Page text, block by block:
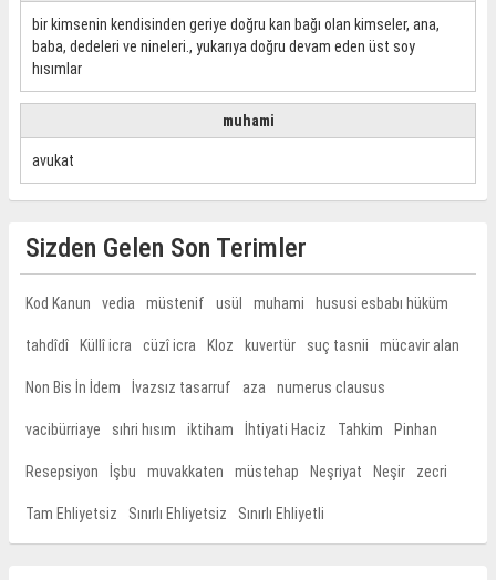
bir kimsenin kendisinden geriye doğru kan bağı olan kimseler, ana,
baba, dedeleri ve nineleri., yukarıya doğru devam eden üst soy
hısımlar
muhami
avukat
Sizden Gelen Son Terimler
Kod Kanun vedia müstenif usül muhami hususi esbabı hüküm
tahdîdî Küllî icra cüzî icra Kloz kuvertür suç tasnii mücavir alan
Non Bis İn İdem İvazsız tasarruf aza numerus clausus
vacibürriaye sıhri hısım iktiham İhtiyati Haciz Tahkim Pinhan
Resepsiyon İşbu muvakkaten müstehap Neşriyat Neşir zecri
Tam Ehliyetsiz Sınırlı Ehliyetsiz Sınırlı Ehliyetli